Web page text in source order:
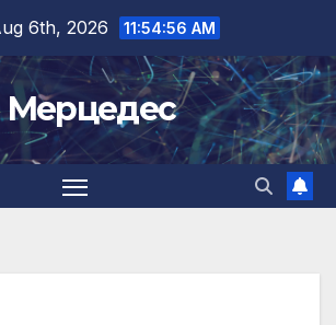
6th, 2026 11:54:57 AM
Мерцедес